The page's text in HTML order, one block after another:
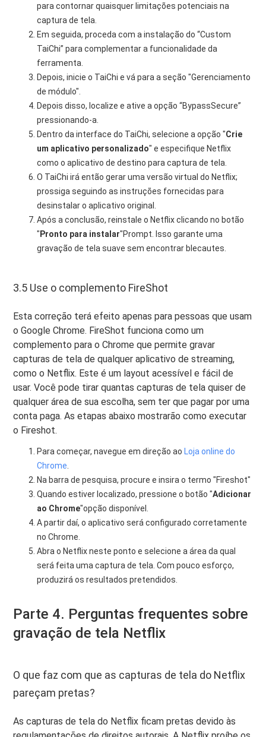
para contornar quaisquer limitações potenciais na
captura de tela.
Em seguida, proceda com a instalação do “Custom
TaiChi” para complementar a funcionalidade da
ferramenta.
Depois, inicie o TaiChi e vá para a seção "Gerenciamento
de módulo".
Depois disso, localize e ative a opção “BypassSecure”
pressionando-a.
Dentro da interface do TaiChi, selecione a opção "Crie
um aplicativo personalizado" e especifique Netflix
como o aplicativo de destino para captura de tela.
O TaiChi irá então gerar uma versão virtual do Netflix;
prossiga seguindo as instruções fornecidas para
desinstalar o aplicativo original.
Após a conclusão, reinstale o Netflix clicando no botão
"Pronto para instalar"Prompt. Isso garante uma
gravação de tela suave sem encontrar blecautes.
3.5 Use o complemento FireShot
Esta correção terá efeito apenas para pessoas que usam
o Google Chrome. FireShot funciona como um
complemento para o Chrome que permite gravar
capturas de tela de qualquer aplicativo de streaming,
como o Netflix. Este é um layout acessível e fácil de
usar. Você pode tirar quantas capturas de tela quiser de
qualquer área de sua escolha, sem ter que pagar por uma
conta paga. As etapas abaixo mostrarão como executar
o Fireshot.
Para começar, navegue em direção aoLoja online do
Chrome
Na barra de pesquisa, procure e insira o termo "Fireshot"
Quando estiver localizado, pressione o botão "Adicionar
ao Chrome"opção disponível.
A partir daí, o aplicativo será configurado corretamente
no Chrome.
Abra o Netflix neste ponto e selecione a área da qual
será feita uma captura de tela. Com pouco esforço,
produzirá os resultados pretendidos.
Parte 4. Perguntas frequentes sobre
gravação de tela Netflix
O que faz com que as capturas de tela do Netflix
pareçam pretas?
As capturas de tela do Netflix ficam pretas devido às